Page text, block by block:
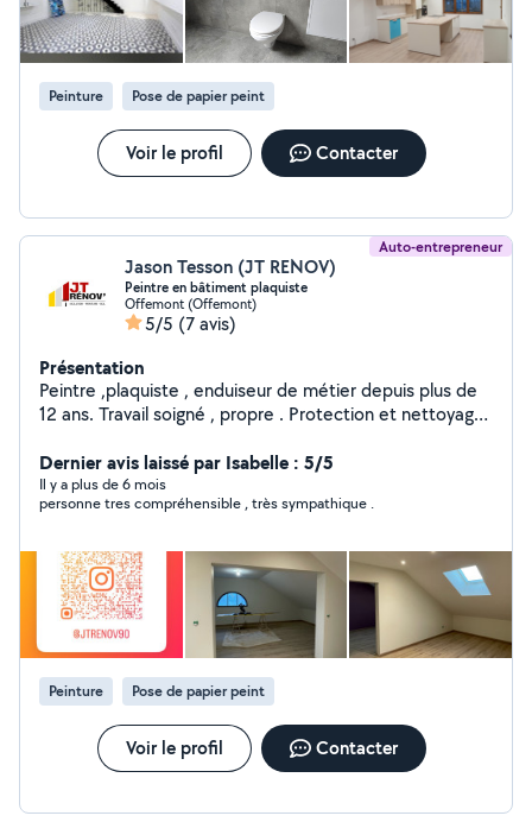
Peinture Pose de papier peint
Voir le profil Contacter
Auto-entrepreneur
Jason Tesson (JT RENOV)
Peintre en bâtiment plaquiste
Offemont (Offemont)
5/5 (7 avis)
Présentation
Peintre ,plaquiste , enduiseur de métier depuis plus de
12 ans. Travail soigné , propre . Protection et nettoyage.
Rebouchage enduit - Enduit collage bande à joint plus
finition - Ratissage complet murs plafonds - Ponçage
des enduits - application de sous couche - application 2
et métal ( porte, escalier, barrière etc.. ) - Pose de
papier peint et toile de verre - Pose de parquet flottant
Dernier avis laissé par Isabelle : 5/5
Il y a plus de 6 mois
personne tres compréhensible , très sympathique .
Peinture Pose de papier peint
Voir le profil Contacter